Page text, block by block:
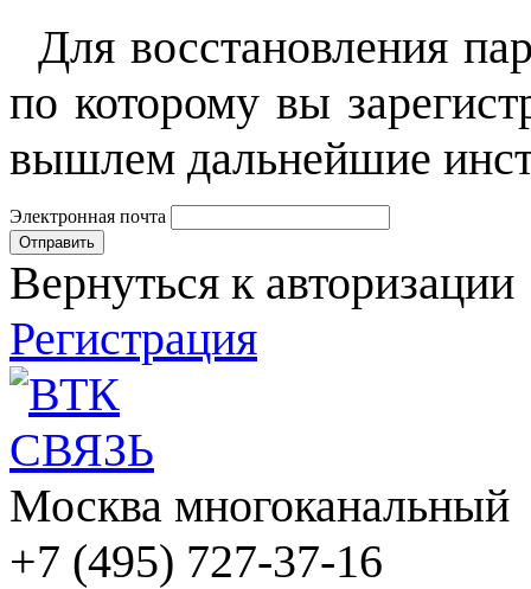
Для восстановления
по которому вы
вышлем дальнейшие
Электронная почта
Вернуться к авторизации
Регистрация
Москва многоканальный
+7 (495) 727-37-16